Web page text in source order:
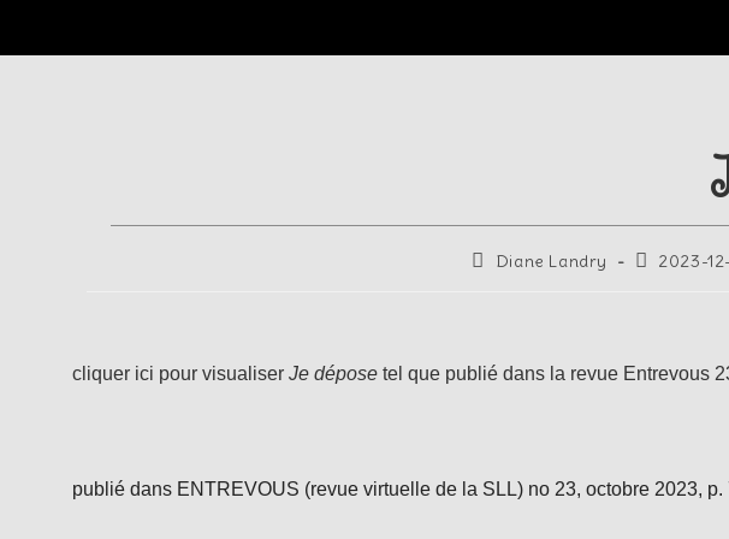
Diane Landry 2023-12-
cliquer ici pour visualiser Je dépose tel que publié dans la revue Entrevous
publié dans ENTREVOUS (revue virtuelle de la SLL) no 23, octobre 2023, p.